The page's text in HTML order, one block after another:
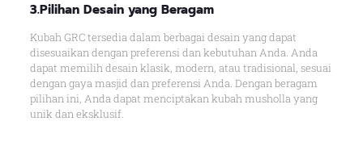
3.Pilihan Desain yang Beragam
Kubah GRC tersedia dalam berbagai desain yang dapat
disesuaikan dengan preferensi dan kebutuhan Anda. Anda
dapat memilih desain klasik, modern, atau tradisional, sesuai
dengan gaya masjid dan preferensi Anda. Dengan beragam
pilihan ini, Anda dapat menciptakan kubah musholla yang
unik dan eksklusif.